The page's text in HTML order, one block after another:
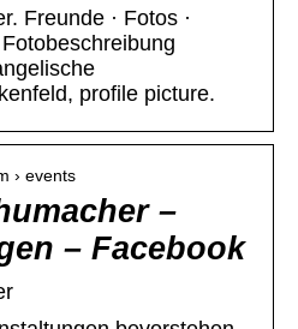
Freunde · Fotos ·
profile picture.
› events
–
– Facebook